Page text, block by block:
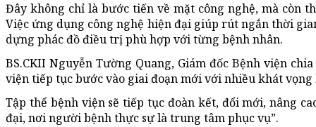
Đây không chỉ là bước tiến về mặt công nghệ, mà còn
Việc ứng dụng công nghệ hiện đại giúp rút ngắn thời
dựng phác đồ điều trị phù hợp với từng bệnh nhân.
BS.CKII Nguyễn Tường Quang, Giám đốc Bệnh viện
viện tiếp tục bước vào giai đoạn mới với nhiều khát vọng
Tập thể bệnh viện sẽ tiếp tục đoàn kết, đổi mới, nâng
đại, nơi người bệnh thực sự là trung tâm phục vụ”.